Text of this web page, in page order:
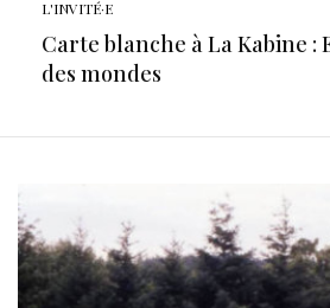
L'INVITÉ·E
Carte blanche à La Kabine :
des mondes